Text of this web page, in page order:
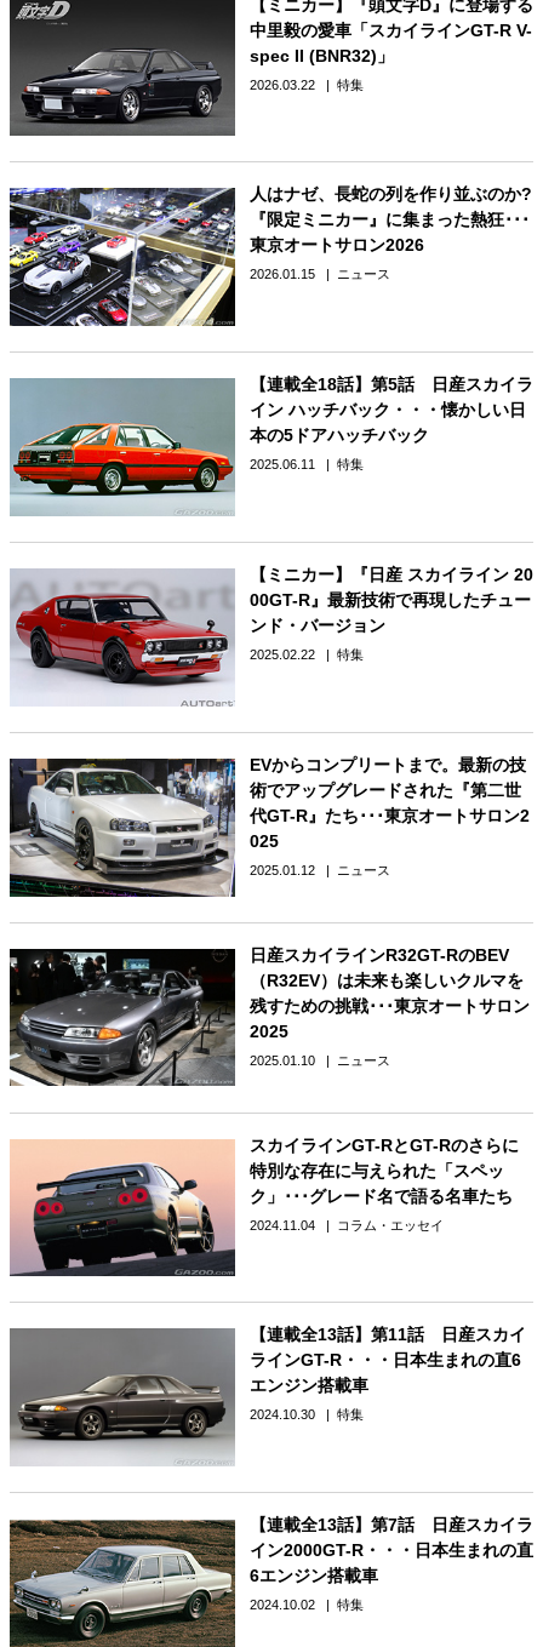
【ミニカー】『頭文字D』に登場する
中里毅の愛車「スカイラインGT-R V-
spec II (BNR32)」
2026.03.22 特集
人はナゼ、長蛇の列を作り並ぶのか?
『限定ミニカー』に集まった熱狂･･･
東京オートサロン2026
2026.01.15 ニュース
【連載全18話】第5話 日産スカイラ
イン ハッチバック・・・懐かしい日
本の5ドアハッチバック
2025.06.11 特集
【ミニカー】『日産 スカイライン 20
00GT-R』最新技術で再現したチュー
ンド・バージョン
2025.02.22 特集
EVからコンプリートまで。最新の技
術でアップグレードされた『第二世
代GT-R』たち･･･東京オートサロン2
025
2025.01.12 ニュース
日産スカイラインR32GT-RのBEV
（R32EV）は未来も楽しいクルマを
残すための挑戦･･･東京オートサロン
2025
2025.01.10 ニュース
スカイラインGT-RとGT-Rのさらに
特別な存在に与えられた「スペッ
ク」･･･グレード名で語る名車たち
2024.11.04 コラム・エッセイ
【連載全13話】第11話 日産スカイ
ラインGT-R・・・日本生まれの直6
エンジン搭載車
2024.10.30 特集
【連載全13話】第7話 日産スカイラ
イン2000GT-R・・・日本生まれの直
6エンジン搭載車
2024.10.02 特集